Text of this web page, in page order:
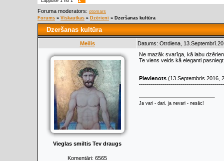
Foruma moderators: otomars
Forums » Viskautkas » Dzērieni » Dzeršanas kultūra
Dzeršanas kultūra
Meilis Datums: Otrdiena,
Vieglas smiltis Tev draugs
Komentāri: 6565
Ne mazāk svarīga, kā labu
Te viens veids kā eleganti
Pievienots (13.Septembris.2016,
Ja vari - dari, ja nevari - nesāc!